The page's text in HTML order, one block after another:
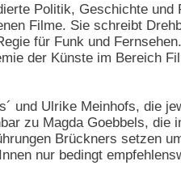
Politik, Geschichte
Filme. Sie schreibt
für Funk und
der Künste im Bereich
und Ulrike Meinhofs, die
zu Magda Goebbels,
Brückners setzen
nur bedingt